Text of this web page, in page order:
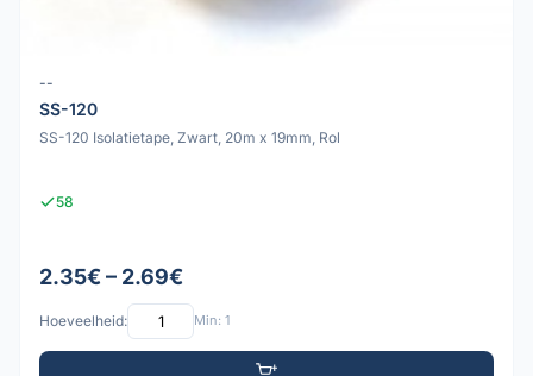
--
SS-120
SS-120 Isolatietape, Zwart, 20m x 19mm, Rol
58
2.35€ – 2.69€
Hoeveelheid: Min: 1